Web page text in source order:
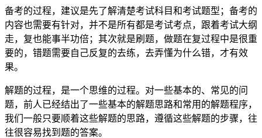
备考的过程，建议是先了解清楚考试科目和考试题型；备考的
内容也需要有针对，并不是所有都是考试考点，跟着考试大纲
走，复也能事半功倍；其次就是刷题，做题在复过程中是很重
要的，错题需要自己反复的去练，去弄懂为什么错，才有效
果。
解题的过程，是一个思维的过程。对一些基本的、常见的问
题，前人已经结出了一些基本的解题思路和常用的解题程序，
我们一般只要顺着这些解题的思路，遵循这些解题的步骤，往
往很容易找到题的答案。